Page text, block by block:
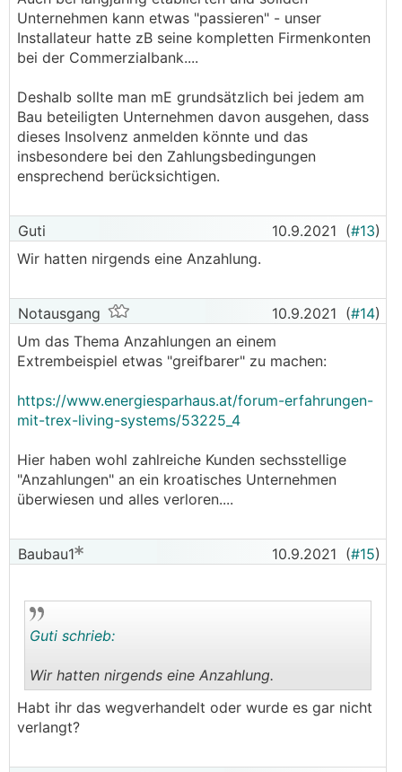
Unternehmen kann etwas "passieren" - unser
Installateur hatte zB seine kompletten Firmenkonten
bei der Commerzialbank....
Deshalb sollte man mE grundsätzlich bei jedem am
Bau beteiligten Unternehmen davon ausgehen, dass
dieses Insolvenz anmelden könnte und das
insbesondere bei den Zahlungsbedingungen
ensprechend berücksichtigen.
Guti 10.9.2021 (#13)
Wir hatten nirgends eine Anzahlung.
Notausgang 10.9.2021 (#14)
Um das Thema Anzahlungen an einem
Extrembeispiel etwas "greifbarer" zu machen:
https://www.energiesparhaus.at/forum-erfahrungen-
mit-trex-living-systems/53225_4
Hier haben wohl zahlreiche Kunden sechsstellige
"Anzahlungen" an ein kroatisches Unternehmen
überwiesen und alles verloren....
Baubau1 10.9.2021 (#15)
..
Guti schrieb:
Wir hatten nirgends eine Anzahlung.
Habt ihr das wegverhandelt oder wurde es gar nicht
verlangt?